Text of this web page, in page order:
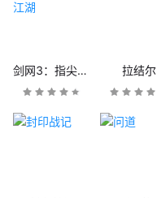
剑网3：指尖江湖 拉结尔